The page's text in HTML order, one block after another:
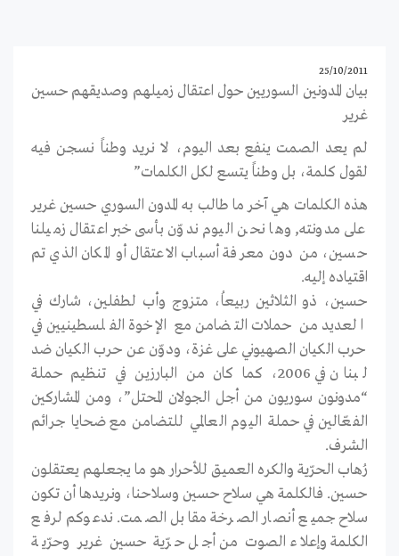
25/10/2011
بيان المدونين السوريين حول اعتقال زميلهم وصديقهم حسين
غرير
لم يعد الصمت ينفع بعد اليوم، لا نريد وطناً نسجن فيه
لقول كلمة، بل وطناً يتسع لكل الكلمات”
هذه الكلمات هي آخر ما طالب به المدون السوري حسين غرير
على مدونته, وها نحن اليوم ندوّن بأسى خبر اعتقال زميلنا
حسين، من دون معرفة أسباب الاعتقال أو المكان الذي تم
اقتياده إليه.
حسين، ذو الثلاثين ربيعاُ، متزوج وأب لطفلين، شارك في
العديد من حملات التضامن مع الإخوة الفلسطينيين في
حرب الكيان الصهيوني على غزة، ودوّن عن حرب الكيان ضد
لبنان في 2006، كما كان من البارزين في تنظيم حملة
“مدونون سوريون من أجل الجولان المحتل”، ومن المشاركين
الفعّالين في حملة اليوم العالمي للتضامن مع ضحايا جرائم
الشرف.
رُهاب الحرّية والكره العميق للأحرار هو ما يجعلهم يعتقلون
حسين. فالكلمة هي سلاح حسين وسلاحنا، ونريدها أن تكون
سلاح جميع أنصار الصرخة مقابل الصمت. ندعوكم لرفع
الكلمة وإعلاء الصوت من أجل حرّية حسين غرير وحرّية